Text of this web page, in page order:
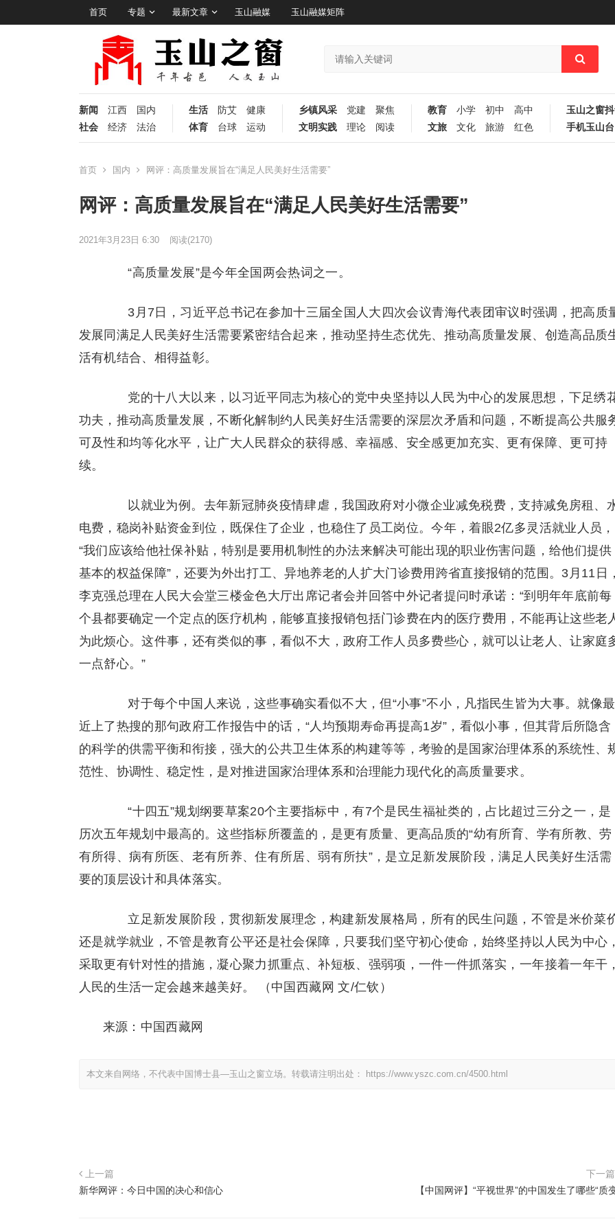
首页 专题 最新文章 玉山融媒 玉山融媒矩阵
新闻 江西
国内
社会
经济 法治
生活 防艾
健康
体育
台球 运动
乡镇风采 党建
聚焦
文明实践
理论 阅读
教育 小学 初中
高中
文旅
文化 旅游 红色
玉山之窗
手机玉山台
首页 国内 网评：高质量发展旨在“满足人民美好生活需要”
网评：高质量发展旨在“满足人民美好生活需要”
2021年3月23日 6:30 阅读(2170)
“高质量发展”是今年全国两会热词之一。
3月7日，习近平总书记在参加十三届全国人大四次会议青海代表团审议时强调，把高质
发展同满足人民美好生活需要紧密结合起来，推动坚持生态优先、推动高质量发展、创造高品质
活有机结合、相得益彰。
党的十八大以来，以习近平同志为核心的党中央坚持以人民为中心的发展思想，下足绣
功夫，推动高质量发展，不断化解制约人民美好生活需要的深层次矛盾和问题，不断提高公共服
可及性和均等化水平，让广大人民群众的获得感、幸福感、安全感更加充实、更有保障、更可持
续。
以就业为例。去年新冠肺炎疫情肆虐，我国政府对小微企业减免税费，支持减免房租、
电费，稳岗补贴资金到位，既保住了企业，也稳住了员工岗位。今年，着眼2亿多灵活就业人员，
“我们应该给他社保补贴，特别是要用机制性的办法来解决可能出现的职业伤害问题，给他们提供
基本的权益保障”，还要为外出打工、异地养老的人扩大门诊费用跨省直接报销的范围。3月11日，
李克强总理在人民大会堂三楼金色大厅出席记者会并回答中外记者提问时承诺：“到明年年底前每
个县都要确定一个定点的医疗机构，能够直接报销包括门诊费在内的医疗费用，不能再让这些老
为此烦心。这件事，还有类似的事，看似不大，政府工作人员多费些心，就可以让老人、让家庭
一点舒心。”
对于每个中国人来说，这些事确实看似不大，但“小事”不小，凡指民生皆为大事。就像最
近上了热搜的那句政府工作报告中的话，“人均预期寿命再提高1岁”，看似小事，但其背后所隐含
的科学的供需平衡和衔接，强大的公共卫生体系的构建等等，考验的是国家治理体系的系统性、
范性、协调性、稳定性，是对推进国家治理体系和治理能力现代化的高质量要求。
“十四五”规划纲要草案20个主要指标中，有7个是民生福祉类的，占比超过三分之一，是
历次五年规划中最高的。这些指标所覆盖的，是更有质量、更高品质的“幼有所育、学有所教、劳
有所得、病有所医、老有所养、住有所居、弱有所扶”，是立足新发展阶段，满足人民美好生活需
要的顶层设计和具体落实。
立足新发展阶段，贯彻新发展理念，构建新发展格局，所有的民生问题，不管是米价菜
还是就学就业，不管是教育公平还是社会保障，只要我们坚守初心使命，始终坚持以人民为中心，
采取更有针对性的措施，凝心聚力抓重点、补短板、强弱项，一件一件抓落实，一年接着一年干，
人民的生活一定会越来越美好。 （中国西藏网 文/仁钦）
来源：中国西藏网
本文来自网络，不代表中国博士县—玉山之窗立场。转载请注明出处： https://www.yszc.com.cn/4500.html
上一篇
新华网评：今日中国的决心和信心
下一篇
【中国网评】“平视世界”的中国发生了哪些“质